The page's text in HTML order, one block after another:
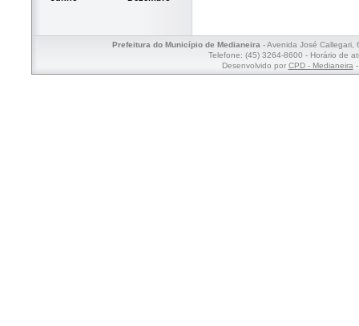
Prefeitura do Município de Medianeira- Avenida José Callegari,
Telefone: (45) 3264-8600 - Horário de
Desenvolvido por CPD - Medianeira-